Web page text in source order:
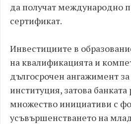
да получат международно
сертификат.
Инвестициите в
на квалификацията и
дългосрочен ангажимент
институция, затова банката
множество инициативи с
усъвършенстването на